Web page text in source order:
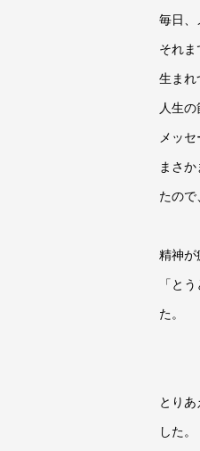
毎日、
それま
生まれ
人生
メッ
まさ
たので、
精神が
「と
た。
とり
した。